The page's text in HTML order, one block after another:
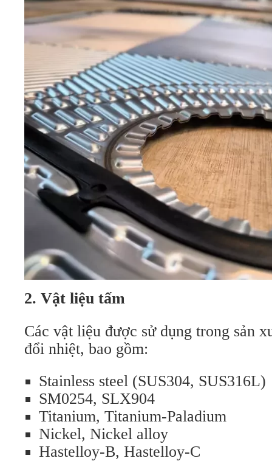
2. Vật liệu tấm
Các vật liệu được sử dụng trong sản
đổi nhiệt, bao gồm:
Stainless steel (SUS304, SUS316L)
SM0254, SLX904
Titanium, Titanium-Paladium
Nickel, Nickel alloy
Hastelloy-B, Hastelloy-C